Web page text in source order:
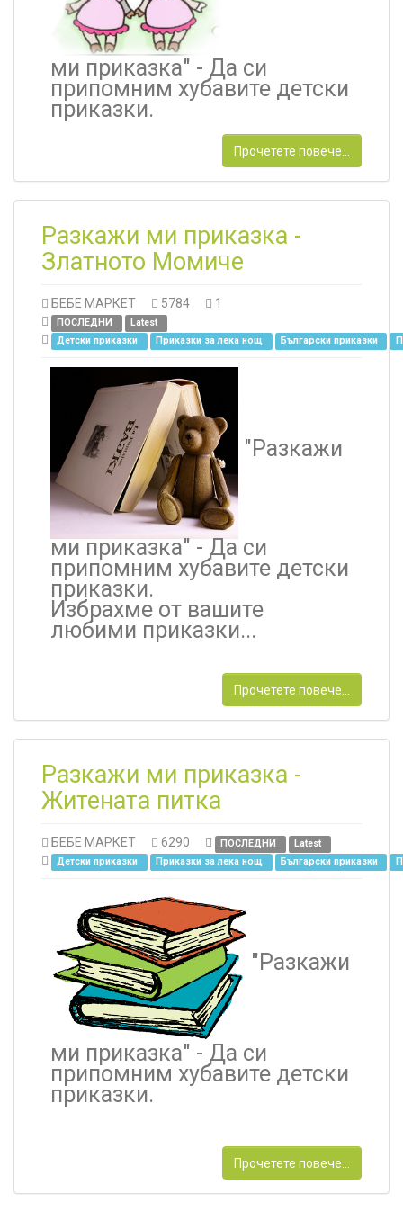
ми приказка" - Да си
припомним хубавите детски
приказки.
Прочетете повече...
Разкажи ми приказка -
Златното Момиче
БЕБЕ МАРКЕТ 5784 1
ПОСЛЕДНИ
Latest
Детски приказки
Приказки за лека нощ Български приказки
"Разкажи
ми приказка" - Да си
припомним хубавите детски
приказки.
Избрахме от вашите
любими приказки...
Прочетете повече...
Разкажи ми приказка -
Житената питка
БЕБЕ МАРКЕТ 6290 ПОСЛЕДНИ
Latest
Детски приказки
Приказки за лека нощ Български приказки
"Разкажи
ми приказка" - Да си
припомним хубавите детски
приказки.
Прочетете повече...